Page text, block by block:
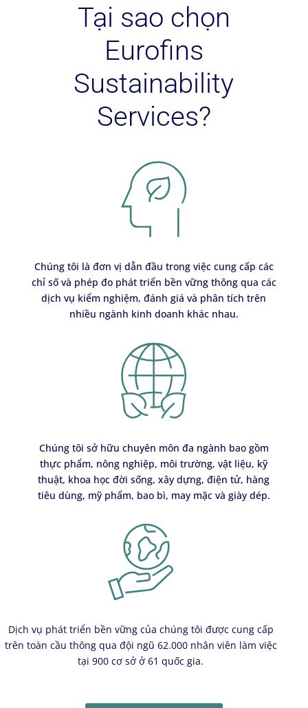
Tại sao chọn
Eurofins
Sustainability
Services?
Chúng tôi là đơn vị dẫn đầu trong việc cung cấp các
chỉ số và phép đo phát triển bền vững thông qua các
dịch vụ kiểm nghiệm, đánh giá và phân tích trên
nhiều ngành kinh doanh khác nhau.
Chúng tôi sở hữu chuyên môn đa ngành bao gồm
thực phẩm, nông nghiệp, môi trường, vật liệu, kỹ
thuật, khoa học đời sống, xây dựng, điện tử, hàng
tiêu dùng, mỹ phẩm, bao bì, may mặc và giày dép.
Dịch vụ phát triển bền vững của chúng tôi được cung cấp
trên toàn cầu thông qua đội ngũ 62.000 nhân viên làm việc
tại 900 cơ sở ở 61 quốc gia.